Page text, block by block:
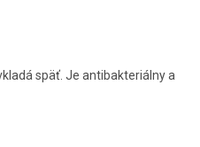
späť. Je antibakteriálny a